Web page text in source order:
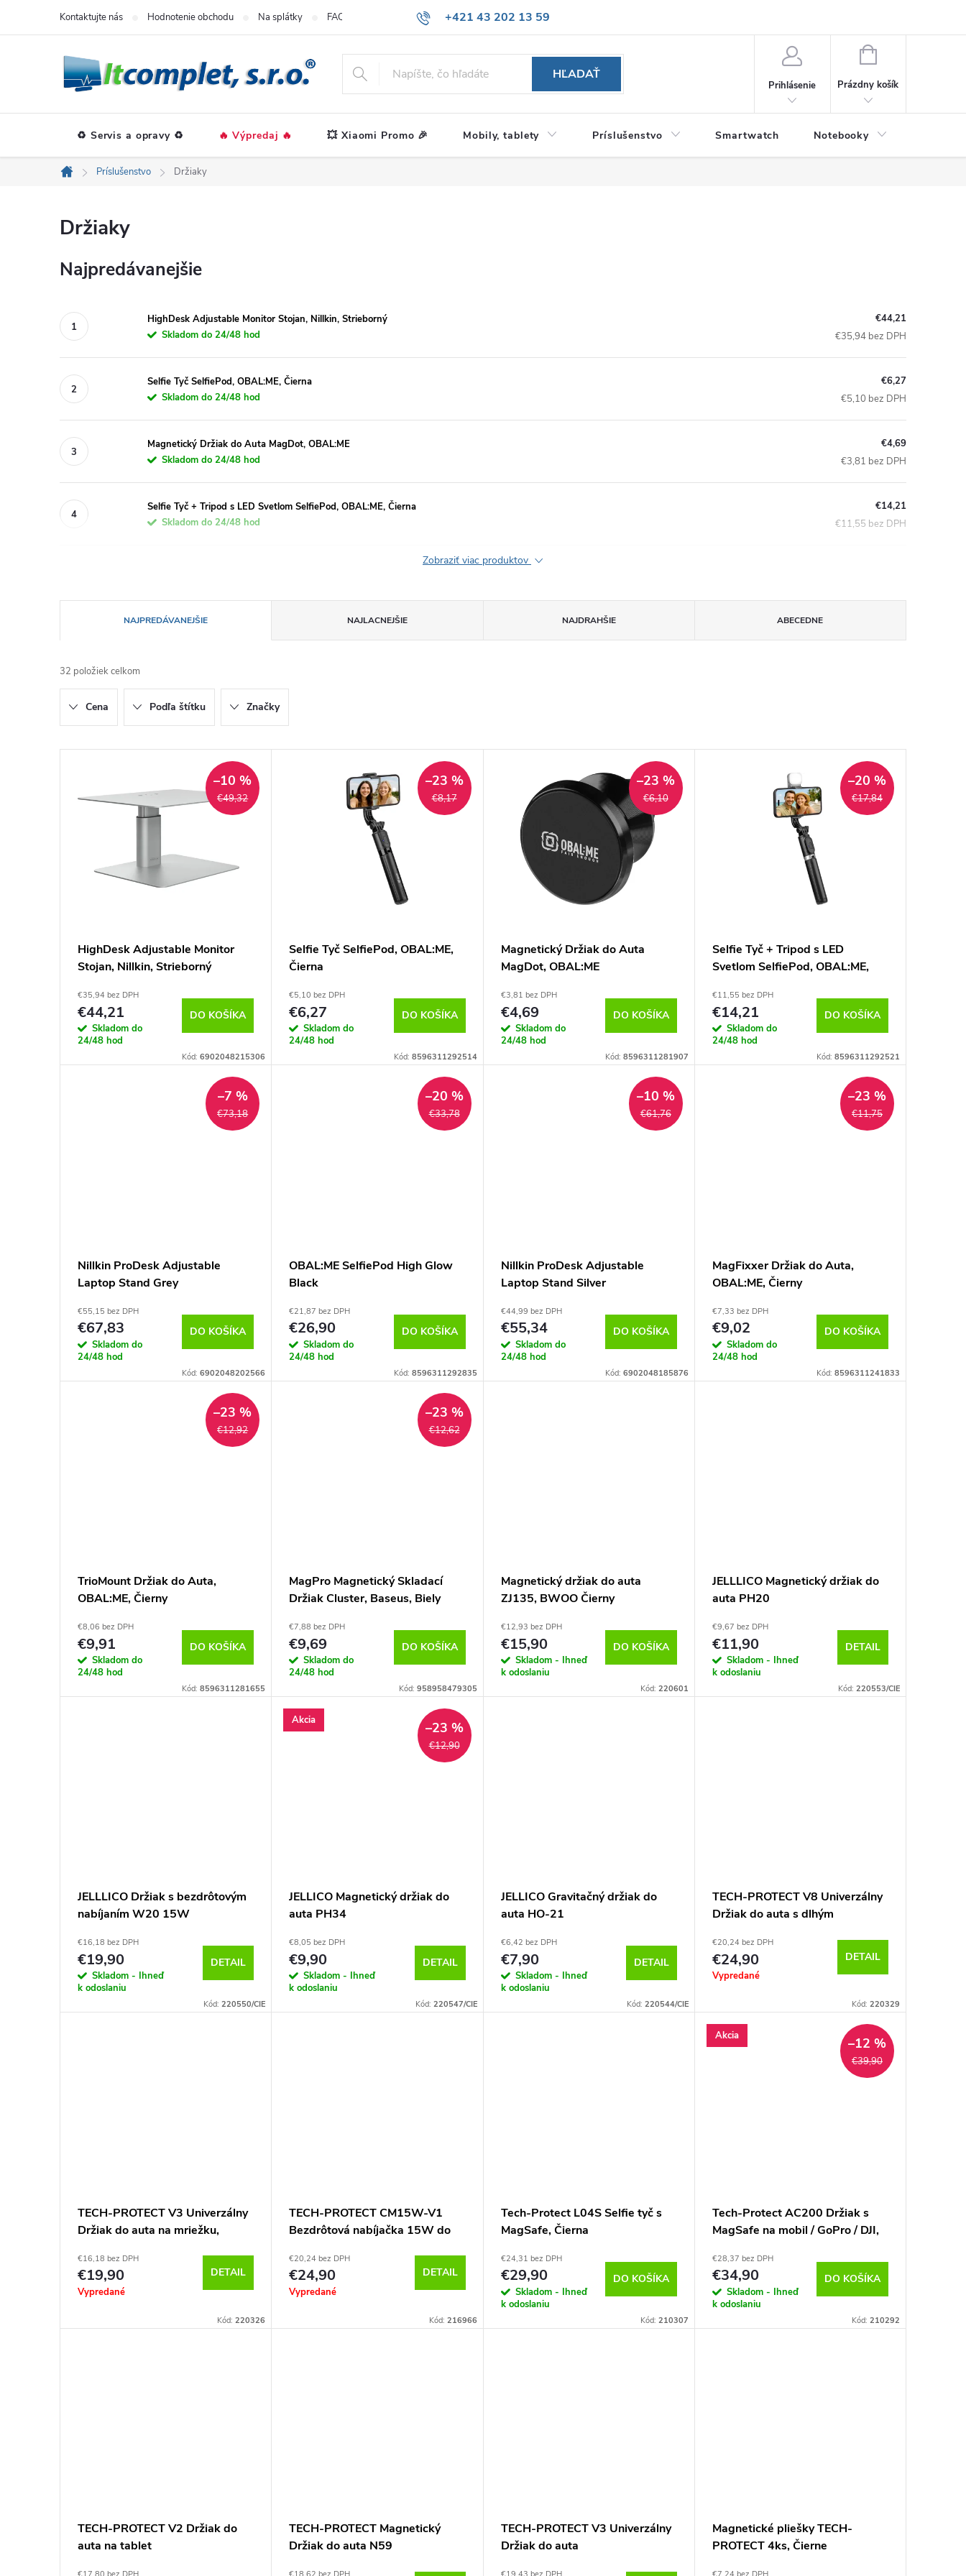
+421 43 202 13 59
Kontaktujte nás Hodnotenie obchodu Na splátky FAQ
HĽADAŤ
Prihlásenie
NÁKUPNÝ
Prázdny košík
♻️ Servis a opravy ♻️ 🔥 Výpredaj 🔥 💥 Xiaomi Promo 🎉 Mobily, tablety Príslušenstvo Smartwatch Notebooky
Domov
Príslušenstvo Držiaky
Držiaky
Najpredávanejšie
HighDesk Adjustable Monitor Stojan, Nillkin, Strieborný
Skladom do 24/48 hod
€44,21
€35,94 bez DPH
Selfie Tyč SelfiePod, OBAL:ME, Čierna
Skladom do 24/48 hod
€6,27
€5,10 bez DPH
Magnetický Držiak do Auta MagDot, OBAL:ME
Skladom do 24/48 hod
€4,69
€3,81 bez DPH
Selfie Tyč + Tripod s LED Svetlom SelfiePod, OBAL:ME, Čierna
Skladom do 24/48 hod
€14,21
€11,55 bez DPH
Zobraziť viac produktov
a
d
e
n
NAJPREDÁVANEJŠIE NAJLACNEJŠIE NAJDRAHŠIE ABECEDNE
32 položiek celkom
Cena Podľa štítku Značky
€49,32
–10 %
HighDesk Adjustable Monitor
Stojan, Nillkin, Strieborný
€35,94 bez DPH
€44,21
Skladom do
24/48 hod
DO KOŠÍKA
Kód:6902048215306
€8,17
–23 %
Selfie Tyč SelfiePod, OBAL:ME,
Čierna
€5,10 bez DPH
€6,27
Skladom do
24/48 hod
DO KOŠÍKA
Kód: 8596311292514
€6,10
–23 %
Magnetický Držiak do Auta
MagDot, OBAL:ME
€3,81 bez DPH
€4,69
Skladom do
24/48 hod
DO KOŠÍKA
Kód: 8596311281907
€17,84
–20 %
Selfie Tyč + Tripod s LED
Svetlom SelfiePod, OBAL:ME,
€11,55 bez DPH
€14,21
Skladom do
24/48 hod
DO KOŠÍKA
Kód: 8596311292521
€73,18
–7 %
Nillkin ProDesk Adjustable
Laptop Stand Grey
€55,15 bez DPH
€67,83
Skladom do
24/48 hod
DO KOŠÍKA
Kód:6902048202566
€33,78
–20 %
OBAL:ME SelfiePod High Glow
Black
€21,87 bez DPH
€26,90
Skladom do
24/48 hod
DO KOŠÍKA
Kód: 8596311292835
€61,76
–10 %
Nillkin ProDesk Adjustable
Laptop Stand Silver
€44,99 bez DPH
€55,34
Skladom do
24/48 hod
DO KOŠÍKA
Kód: 6902048185876
€11,75
–23 %
MagFixxer Držiak do Auta,
OBAL:ME, Čierny
€7,33 bez DPH
€9,02
Skladom do
24/48 hod
DO KOŠÍKA
Kód: 8596311241833
€12,92
–23 %
TrioMount Držiak do Auta,
OBAL:ME, Čierny
€8,06 bez DPH
€9,91
Skladom do
24/48 hod
DO KOŠÍKA
Kód:8596311281655
€12,62
–23 %
MagPro Magnetický Skladací
Držiak Cluster, Baseus, Biely
€7,88 bez DPH
€9,69
Skladom do
24/48 hod
DO KOŠÍKA
Kód: 958958479305
Magnetický držiak do auta
ZJ135, BWOO Čierny
€12,93 bez DPH
€15,90
Skladom - Ihneď
k odoslaniu
DO KOŠÍKA
Kód: 220601
JELLLICO Magnetický držiak do
auta PH20
€9,67 bez DPH
€11,90
Skladom - Ihneď
k odoslaniu
DETAIL
Kód: 220553/CIE
JELLLICO Držiak s bezdrôtovým
nabíjaním W20 15W
€16,18 bez DPH
€19,90
Skladom - Ihneď
k odoslaniu
DETAIL
Kód:220550/CIE
Akcia
€12,90
–23 %
JELLICO Magnetický držiak do
auta PH34
€8,05 bez DPH
€9,90
Skladom - Ihneď
k odoslaniu
DETAIL
Kód: 220547/CIE
JELLICO Gravitačný držiak do
auta HO-21
€6,42 bez DPH
€7,90
Skladom - Ihneď
k odoslaniu
DETAIL
Kód: 220544/CIE
TECH-PROTECT V8 Univerzálny
Držiak do auta s dlhým
€20,24 bez DPH
€24,90
Vypredané
DETAIL
Kód: 220329
TECH-PROTECT V3 Univerzálny
Držiak do auta na mriežku,
€16,18 bez DPH
€19,90
Vypredané
DETAIL
Kód:220326
TECH-PROTECT CM15W-V1
Bezdrôtová nabíjačka 15W do
otvor, Čierna
€20,24 bez DPH
€24,90
Vypredané
DETAIL
Kód: 216966
Tech-Protect L04S Selfie tyč s
MagSafe, Čierna
€24,31 bez DPH
€29,90
Skladom - Ihneď
k odoslaniu
DO KOŠÍKA
Kód: 210307
Akcia
€39,90
–12 %
Tech-Protect AC200 Držiak s
MagSafe na mobil / GoPro / DJI,
€28,37 bez DPH
€34,90
Skladom - Ihneď
k odoslaniu
DO KOŠÍKA
Kód: 210292
TECH-PROTECT V2 Držiak do
auta na tablet
TECH-PROTECT Magnetický
Držiak do auta N59
TECH-PROTECT V3 Univerzálny
Držiak do auta
Magnetické pliešky TECH-
PROTECT 4ks, Čierne